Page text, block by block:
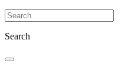
Search